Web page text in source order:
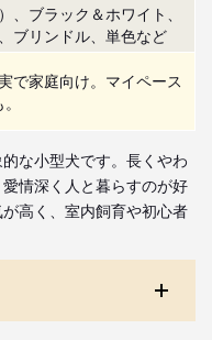
、ブラック＆ホワイト、
ブリンドル、単色など
で家庭向け。マイペース
な小型犬です。長くやわ
情深く人と暮らすのが好
高く、室内飼育や初心者